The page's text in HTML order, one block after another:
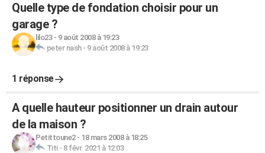
Quelle type de fondation choisir pour un
garage ?
lilo23- 9 août 2008 à 19:23
peter nash- 9 août 2008 à 19:23
1 réponse
A quelle hauteur positionner un drain autour
de la maison ?
Petittoune2- 18 mars 2008 à 18:25
Titi- 8 févr. 2021 à 12:03